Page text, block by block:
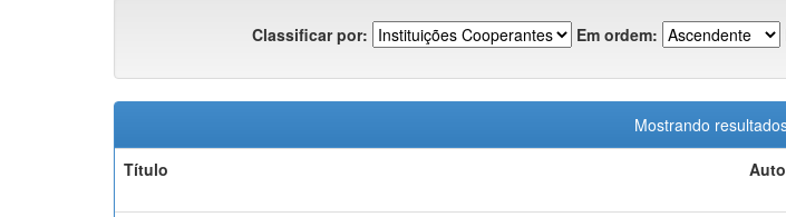
Classificar por: Em ordem:
Mostrando
Título